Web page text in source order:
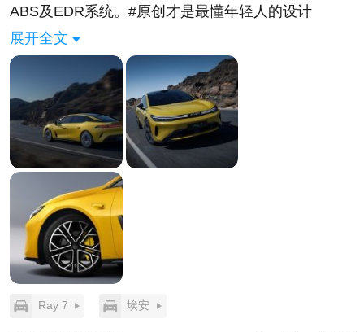
ABS及EDR系统。#原创才是最懂年轻人的设计
##Ray7搭载宁德时代电池##Ray7搭载华为电驱
展开全文
Ray 7 埃安